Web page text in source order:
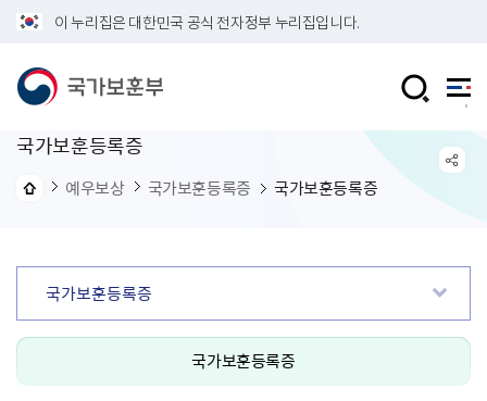
이 누리집은 대한민국 공식 전자정부 누리집입니다.
국가보훈등록증
예우보상 국가보훈등록증 국가보훈등록증
국가보훈등록증
국가보훈등록증